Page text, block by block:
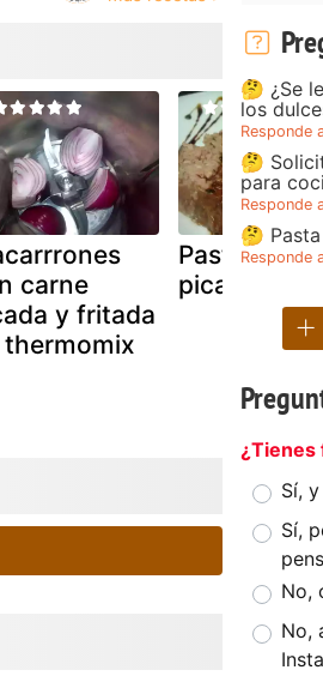
carne
y fritada
thermomix
Pastel de
picada
🤔 ¿Se
los
Responde
🤔
para
Responde
🤔
Responde
¿Tienes
Sí,
Sí,
No,
No,